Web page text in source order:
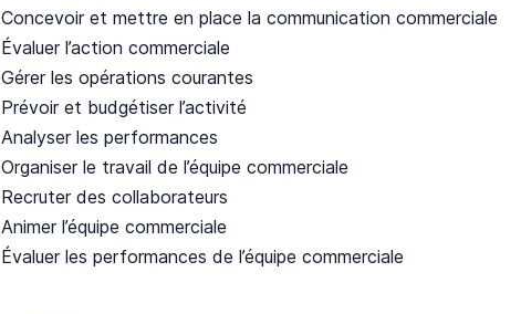
Concevoir et mettre en place la communication commerciale
Évaluer l’action commerciale
Gérer les opérations courantes
Prévoir et budgétiser l’activité
Analyser les performances
Organiser le travail de l’équipe commerciale
Recruter des collaborateurs
Animer l’équipe commerciale
Évaluer les performances de l’équipe commerciale